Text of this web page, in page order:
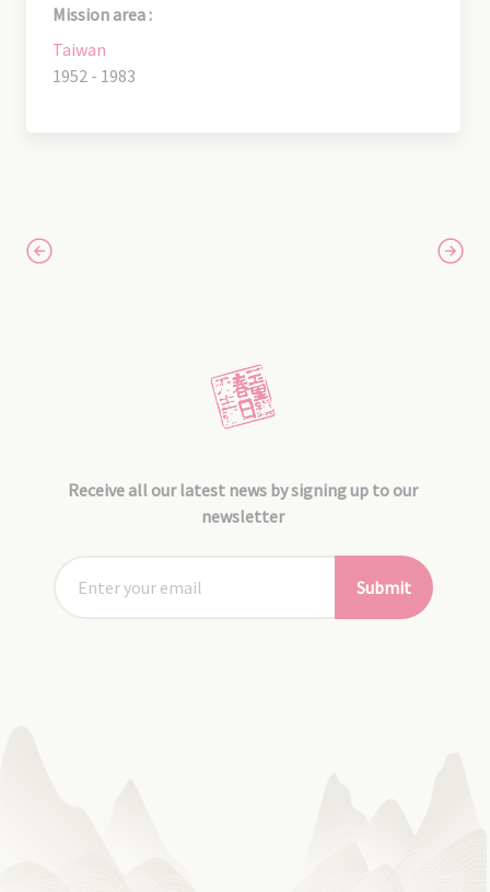
Mission area :
Taiwan
1952 - 1983
Receive all our latest news by signing up to our
newsletter
Submit